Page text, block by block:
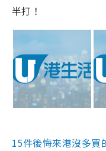
半打！
15件後悔來港沒多